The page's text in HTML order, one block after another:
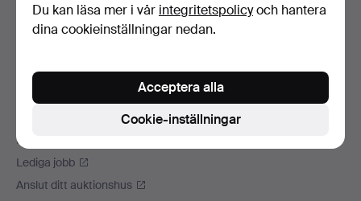
Betalningsalternativ
Vi skickar med
Auctionet
Press
Lediga jobb
Anslut ditt auktionshus
Du kan läsa mer i vår integritetspolicyoch hantera
dina cookieinställningar nedan.
Cookie-inställningar
Acceptera alla